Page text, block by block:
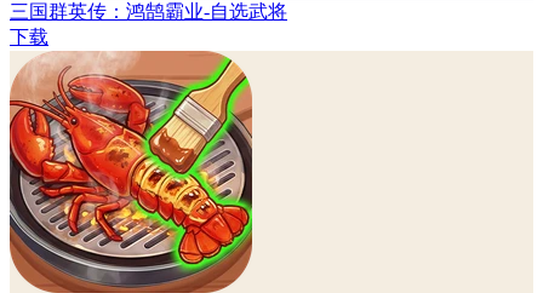
三国群英传：鸿鹄霸业-自选武将
下载